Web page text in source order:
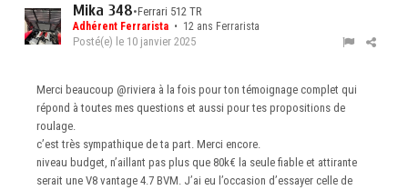
Mika 348•Ferrari 512 TR
Adhérent Ferrarista • 12 ans Ferrarista
Posté(e) le 10 janvier 2025
Merci beaucoup @riviera à la fois pour ton témoignage complet qui
répond à toutes mes questions et aussi pour tes propositions de
roulage.
c’est très sympathique de ta part. Merci encore.
niveau budget, n’aillant pas plus que 80k€ la seule fiable et attirante
serait une V8 vantage 4.7 BVM. J’ai eu l’occasion d’essayer celle de